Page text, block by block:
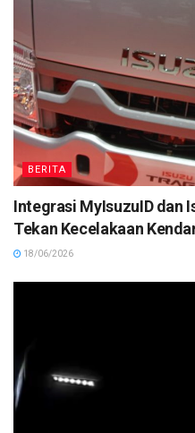
BERITA
Integrasi MyIsuzuID dan
Tekan Kecelakaan
18/06/2026